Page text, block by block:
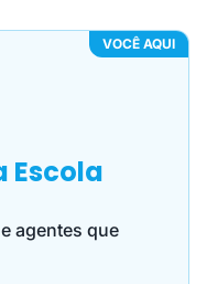
VOCÊ AQUI
Escola
agentes que